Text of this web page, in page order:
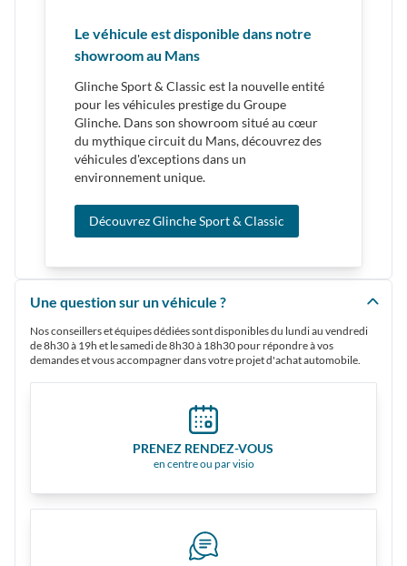
Le véhicule est disponible dans notre
showroom au Mans
Glinche Sport & Classic est la nouvelle entité
pour les véhicules prestige du Groupe
Glinche. Dans son showroom situé au cœur
du mythique circuit du Mans, découvrez des
véhicules d'exceptions dans un
environnement unique.
Découvrez Glinche Sport & Classic
Une question sur un véhicule ?
Nos conseillers et équipes dédiées sont disponibles du lundi au vendredi
de 8h30 à 19h et le samedi de 8h30 à 18h30 pour répondre à vos
demandes et vous accompagner dans votre projet d'achat automobile.
PRENEZ RENDEZ-VOUS
en centre ou par visio